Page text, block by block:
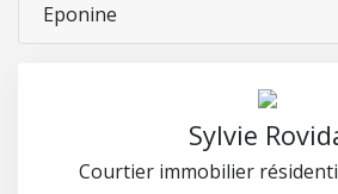
Eponine
Sylvie
Courtier immobilier